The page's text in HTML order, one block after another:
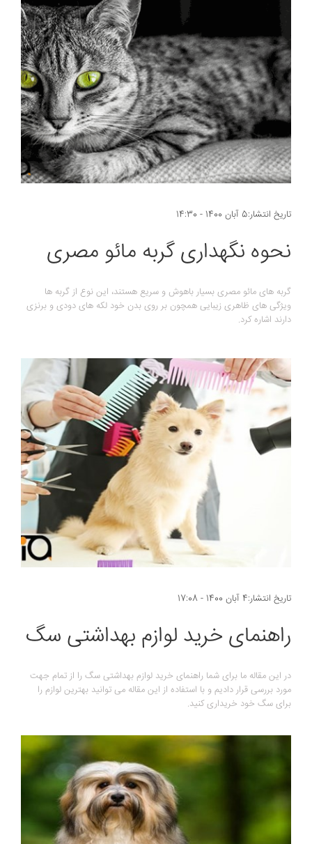
تاریخ انتشار:5 آبان 1400 - 14:30
نحوه نگهداری گربه مائو مصری
گربه های مائو مصری بسیار باهوش و سریع هستند، این نوع از گربه ها
ویژگی های ظاهری زیبایی همچون بر روی بدن خود لکه های دودی و برنزی
دارند اشاره کرد.
تاریخ انتشار:4 آبان 1400 - 17:08
راهنمای خرید لوازم بهداشتی سگ
در این مقاله ما برای شما راهنمای خرید لوازم بهداشتی سگ را از تمام جهت
مورد بررسی قرار دادیم و با استفاده از این مقاله می توانید بهترین لوازم را
برای سگ خود خریداری کنید.